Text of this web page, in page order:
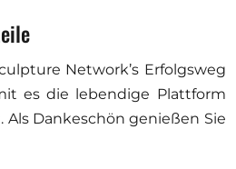
Network’s Erfolgsweg
es die lebendige Plattform
Als Dankeschön genießen Sie